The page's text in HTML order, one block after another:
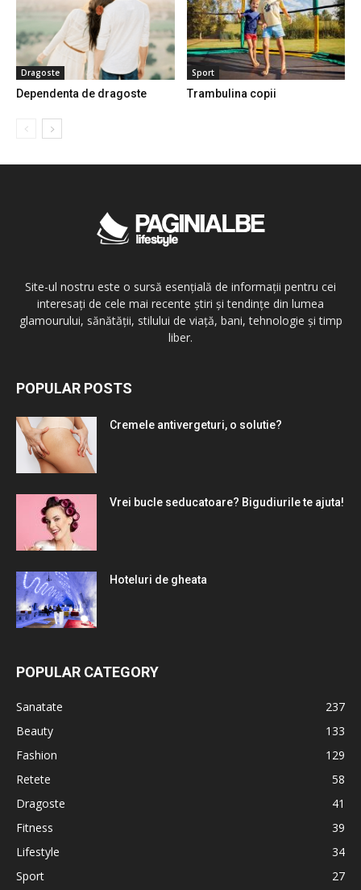
Dragoste
Dependenta de dragoste
Sport
Trambulina copii
Site-ul nostru este o sursă esențială de informații pentru cei
interesați de cele mai recente știri și tendințe din lumea
glamourului, sănătății, stilului de viață, bani, tehnologie și timp
liber.
POPULAR POSTS
Cremele antivergeturi, o solutie?
Vrei bucle seducatoare? Bigudiurile te ajuta!
Hoteluri de gheata
POPULAR CATEGORY
Sanatate
237
Beauty
133
Fashion
129
Retete
58
Dragoste
41
Fitness
39
Lifestyle
34
Sport
27